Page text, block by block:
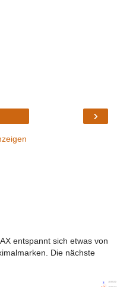
›
entspannt sich etwas von
Die nächste